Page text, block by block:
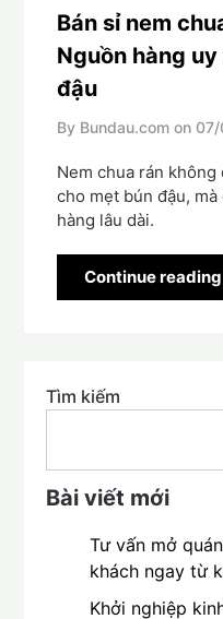
Bán sỉ nem
Nguồn hàng
đậu
By Bundau.com on
Nem chua rán
cho mẹt bún đậu,
hàng lâu dài.
Continue reading
Tìm kiếm
Bài viết mới
Tư vấn mở
khách ngay từ
Khởi nghiệp